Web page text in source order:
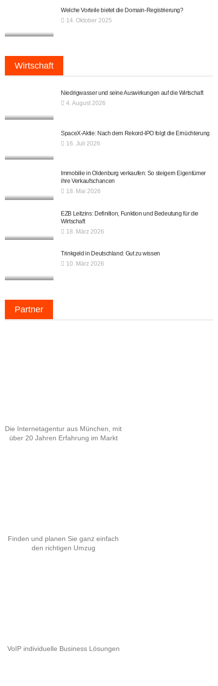
Welche Vorteile bietet die Domain-Registrierung?
14. Oktober 2025
Wirtschaft
Niedrigwasser und seine Auswirkungen auf die Wirtschaft
4. August 2026
SpaceX-Aktie: Nach dem Rekord-IPO folgt die Ernüchterung
16. Juli 2026
Immobilie in Oldenburg verkaufen: So steigern Eigentümer
ihre Verkaufschancen
18. Mai 2026
EZB Leitzins: Definition, Funktion und Bedeutung für die
Wirtschaft
18. März 2026
Trinkgeld in Deutschland: Gut zu wissen
10. März 2026
Partner
Die Internetagentur aus München, mit
über 20 Jahren Erfahrung im Markt
Finden und planen Sie ganz einfach
den richtigen Umzug
VoIP individuelle Business Lösungen